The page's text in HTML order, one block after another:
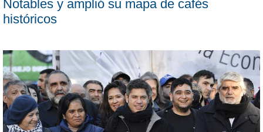
Notables y amplió su mapa de cafés
históricos